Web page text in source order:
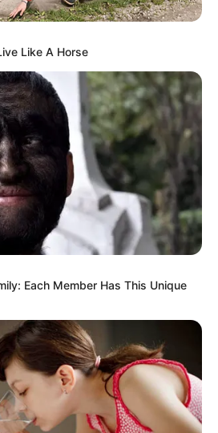
al globo en orden de llegada.
nocturnas, show de
Peláez, Chocquibtown, Grupo
domingo 7 de agosto habrá
de Petro
las actividades que encontrará
aquíy en lapágina
BOGOTÁ EN GOOGLE NEWS
Like A Horse
Each Member Has This Unique